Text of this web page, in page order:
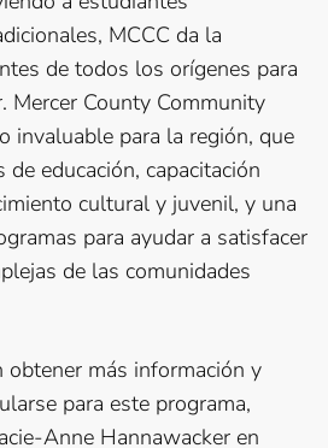
MCCC da la
de todos los orígenes para
Mercer County Community
invaluable para la región, que
educación, capacitación
cultural y juvenil, y una
para ayudar a satisfacer
de las comunidades
obtener más información y
para este programa,
Anne Hannawacker en